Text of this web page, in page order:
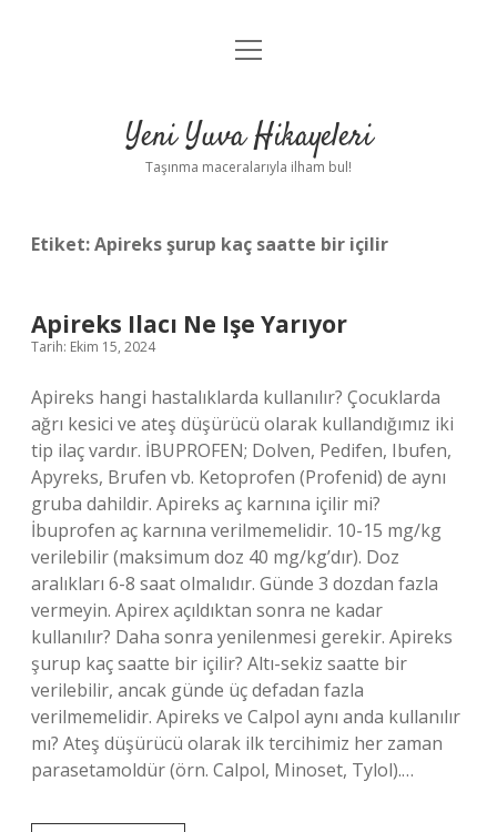
Anasayfa
Yasal Uyarı
menüyü
Yeni Yuva Hikayeleri
Taşınma maceralarıyla ilham bul!
Etiket:Apireks şurup kaç saatte bir içilir
Apireks Ilacı Ne Işe Yarıyor
Tarih: Ekim 15, 2024
Apireks hangi hastalıklarda kullanılır? Çocuklarda
ağrı kesici ve ateş düşürücü olarak kullandığımız iki
tip ilaç vardır. İBUPROFEN; Dolven, Pedifen, Ibufen,
Apyreks, Brufen vb. Ketoprofen (Profenid) de aynı
gruba dahildir. Apireks aç karnına içilir mi?
İbuprofen aç karnına verilmemelidir. 10-15 mg/kg
verilebilir (maksimum doz 40 mg/kg’dır). Doz
aralıkları 6-8 saat olmalıdır. Günde 3 dozdan fazla
vermeyin. Apirex açıldıktan sonra ne kadar
kullanılır? Daha sonra yenilenmesi gerekir. Apireks
şurup kaç saatte bir içilir? Altı-sekiz saatte bir
verilebilir, ancak günde üç defadan fazla
verilmemelidir. Apireks ve Calpol aynı anda kullanılır
mı? Ateş düşürücü olarak ilk tercihimiz her zaman
parasetamoldür (örn. Calpol, Minoset, Tylol).…